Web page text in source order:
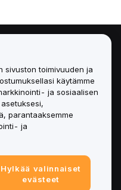
sivuston toimivuuden ja
käytämme
ja sosiaalisen
parantaaksemme
ja
Hylkää valinnaiset
evästeet